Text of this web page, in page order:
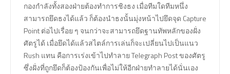
กองกำลังทั้งสองฝ่ายต้องทำการชิงธง เมื่อทีมใดทีมหนึ่ง
สามารถยึดธงได้แล้ว ก็ต้องนำธงนั้นมุ่งหน้าไปยึดจุด Capture
Point ต่อไปเรื่อย ๆ จนกว่าจะสามารถยึดฐานทัพหลักของฝั่ง
ศัตรูได้ เมื่อยึดได้แล้วสไตล์การเล่นก็จะเปลี่ยนไปเป็นแนว
Rush แทน คือการเร่งเข้าไปทำลาย Telegraph Post ของศัตรู
ซึ่งฝั่งที่ถูกยึดก็ต้องป้องกันเพื่อไม่ให้อีกฝ่ายทำลายได้นั่นเอง